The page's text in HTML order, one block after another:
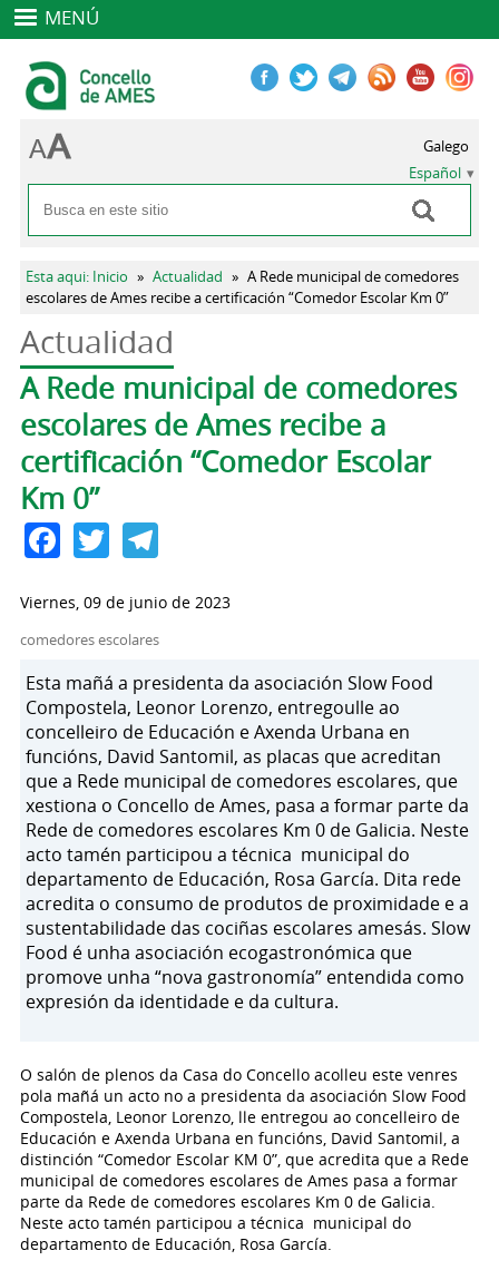
MENÚ
Formulario de búsqueda
Buscar
Galego
Español
Se encuentra usted aquí
Esta aqui: Inicio » Actualidad » A Rede municipal de comedores
escolares de Ames recibe a certificación “Comedor Escolar Km 0”
Actualidad
Solapas principales
A Rede municipal de comedores
escolares de Ames recibe a
certificación “Comedor Escolar
Km 0”
Facebook
TwitterTelegram
Viernes, 09 de junio de 2023
comedores escolares
Esta mañá a presidenta da asociación Slow Food
Compostela, Leonor Lorenzo, entregoulle ao
concelleiro de Educación e Axenda Urbana en
funcións, David Santomil, as placas que acreditan
que a Rede municipal de comedores escolares, que
xestiona o Concello de Ames, pasa a formar parte da
Rede de comedores escolares Km 0 de Galicia. Neste
acto tamén participou a técnica municipal do
departamento de Educación, Rosa García. Dita rede
acredita o consumo de produtos de proximidade e a
sustentabilidade das cociñas escolares amesás. Slow
Food é unha asociación ecogastronómica que
promove unha “nova gastronomía” entendida como
expresión da identidade e da cultura.
O salón de plenos da Casa do Concello acolleu este venres
pola mañá un acto no a presidenta da asociación Slow Food
Compostela, Leonor Lorenzo, lle entregou ao concelleiro de
Educación e Axenda Urbana en funcións, David Santomil, a
distinción “Comedor Escolar KM 0”, que acredita que a Rede
municipal de comedores escolares de Ames pasa a formar
parte da Rede de comedores escolares Km 0 de Galicia.
Neste acto tamén participou a técnica municipal do
departamento de Educación, Rosa García.